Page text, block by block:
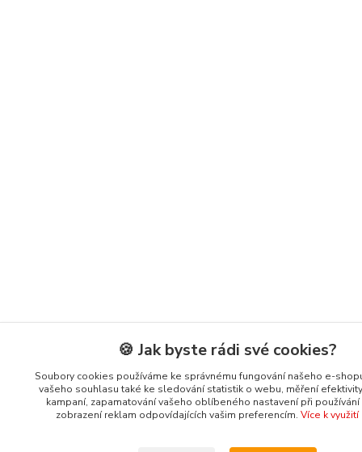
🍪 Jak byste rádi své cookies?
Soubory cookies používáme ke správnému fungování našeho e-
vašeho souhlasu také ke sledování statistik o webu, měření
kampaní, zapamatování vašeho oblíbeného nastavení při používání
zobrazení reklam odpovídajících vašim preferencím.Více k